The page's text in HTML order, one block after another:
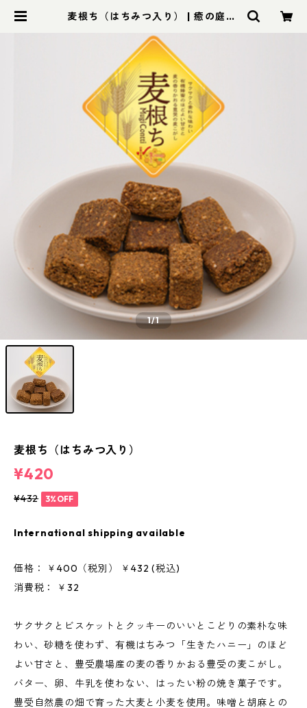
麦根ち（はちみつ入り） | 癒の庭Fo
1/1
麦根ち（はちみつ入り）
¥420
¥432 3%OFF
International shipping available
価格： ￥400（税別） ￥432 (税込)
消費税： ￥32
サクサクとビスケットとクッキーのいいとこどりの素朴な味
わい、砂糖を使わず、有機はちみつ「生きたハニー」のほど
よい甘さと、豊受農場産の麦の香りかおる豊受の麦こがし。
バター、卵、牛乳を使わない、はったい粉の焼き菓子です。
豊受自然農の畑で育った大麦と小麦を使用。味噌と胡麻との